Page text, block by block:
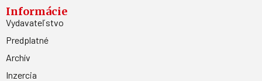
Informácie
Vydavateľstvo
Predplatné
Archív
Inzercia